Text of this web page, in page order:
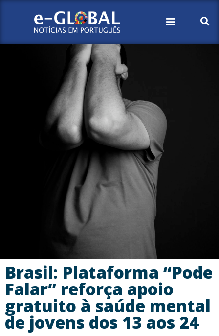
Brasil: Plataforma “Pode
Falar” reforça apoio
gratuito à saúde mental
de jovens dos 13 aos 24